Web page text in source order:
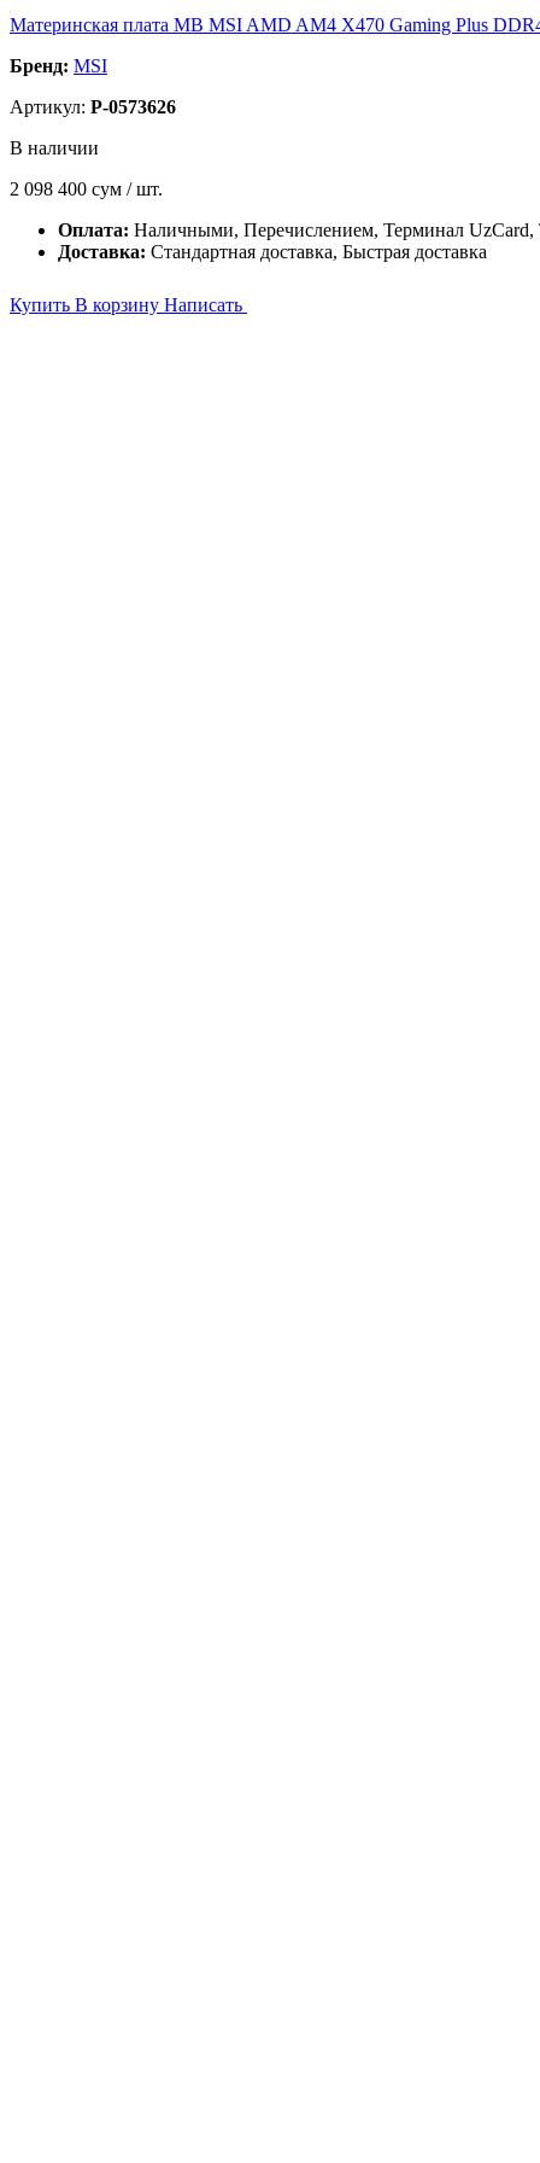
Материнская плата MB MSI AMD AM4 X470 Gaming Plus
Бренд: MSI
Артикул: P-0573626
В наличии
2 098 400 сум / шт.
Оплата: Наличными, Перечислением, Терминал
Доставка: Стандартная доставка, Быстрая доставка
Купить В корзину Написать